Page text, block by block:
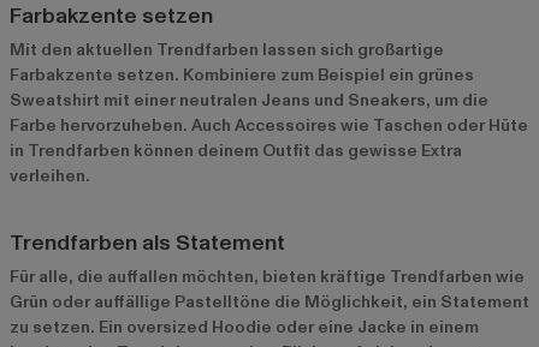
Farbakzente setzen
Mit den aktuellen Trendfarben lassen sich großartige
Farbakzente setzen. Kombiniere zum Beispiel ein grünes
Sweatshirt mit einer neutralen Jeans und Sneakers, um die
Farbe hervorzuheben. Auch Accessoires wie Taschen oder Hüte
in Trendfarben können deinem Outfit das gewisse Extra
verleihen.
Trendfarben als Statement
Für alle, die auffallen möchten, bieten kräftige Trendfarben wie
Grün oder auffällige Pastelltöne die Möglichkeit, ein Statement
zu setzen. Ein oversized Hoodie oder eine Jacke in einem